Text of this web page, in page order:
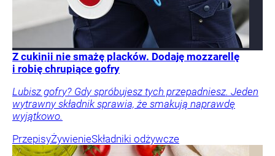
Z cukinii nie smażę placków. Dodaję mozzarellę
i robię chrupiące gofry
Lubisz gofry? Gdy spróbujesz tych przepadniesz. Jeden
wytrawny składnik sprawia, że smakują naprawdę
wyjątkowo.
PrzepisyŻywienieSkładniki odżywcze